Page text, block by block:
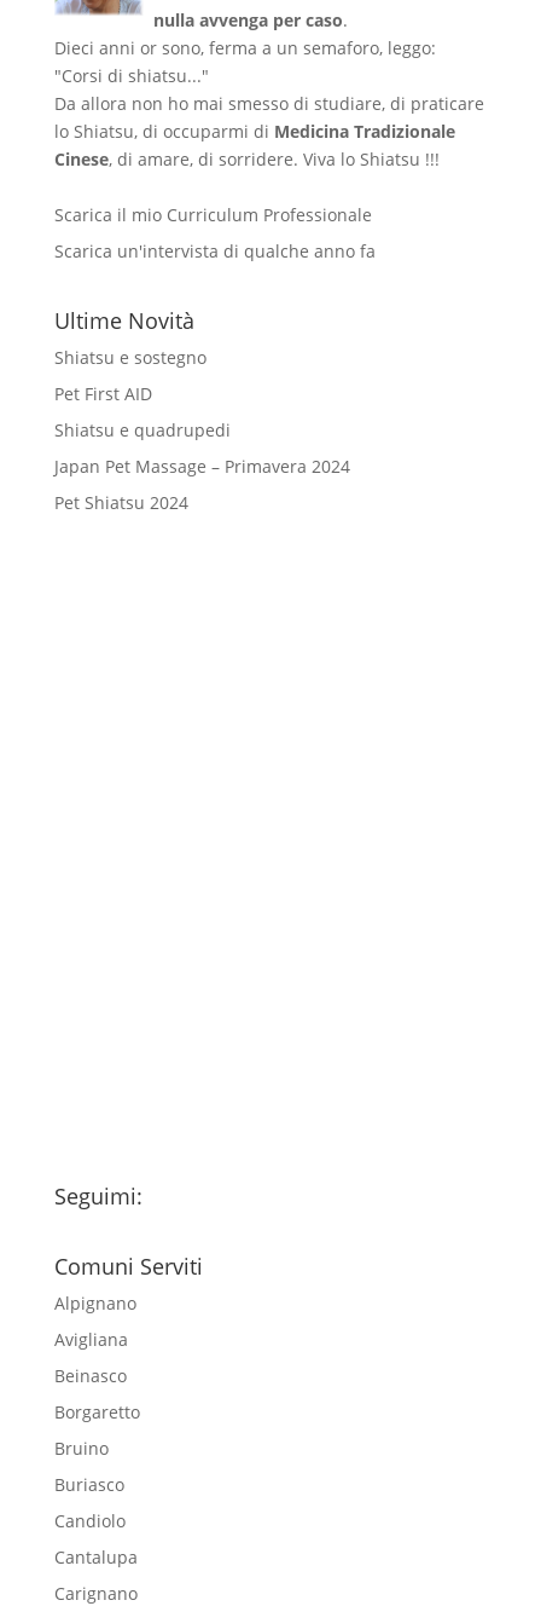
nulla avvenga per caso.
Dieci anni or sono, ferma a un semaforo, leggo:
"Corsi di shiatsu..."
Da allora non ho mai smesso di studiare, di praticare
lo Shiatsu, di occuparmi di Medicina Tradizionale
Cinese, di amare, di sorridere. Viva lo Shiatsu !!!
Scarica il mio Curriculum Professionale
Scarica un'intervista di qualche anno fa
Ultime Novità
Shiatsu e sostegno
Pet First AID
Shiatsu e quadrupedi
Japan Pet Massage – Primavera 2024
Pet Shiatsu 2024
Seguimi:
Comuni Serviti
Alpignano
Avigliana
Beinasco
Borgaretto
Bruino
Buriasco
Candiolo
Cantalupa
Carignano